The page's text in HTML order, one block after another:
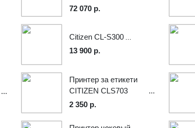
S700, 1000793
72 070 р.
Citizen CL-S300
13 900 р.
Принтер за етикети
CITIZEN CLS703
2 350 р.